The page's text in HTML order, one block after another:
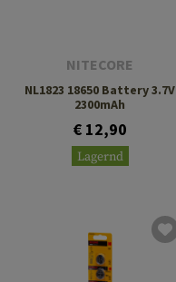
NITECORE
NL1823 18650 Battery 3.7V
2300mAh
€ 12,90
Lagernd